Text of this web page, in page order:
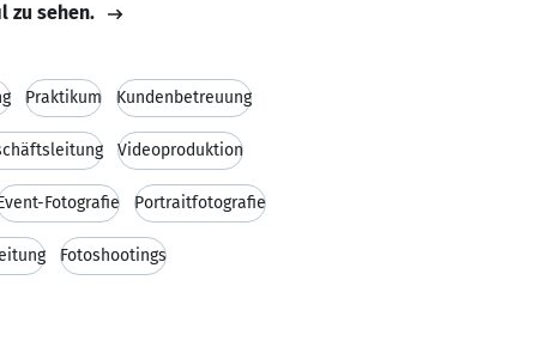
zu sehen.
Praktikum Kundenbetreuung
Videoproduktion
Fotografie Portraitfotografie
Fotoshootings